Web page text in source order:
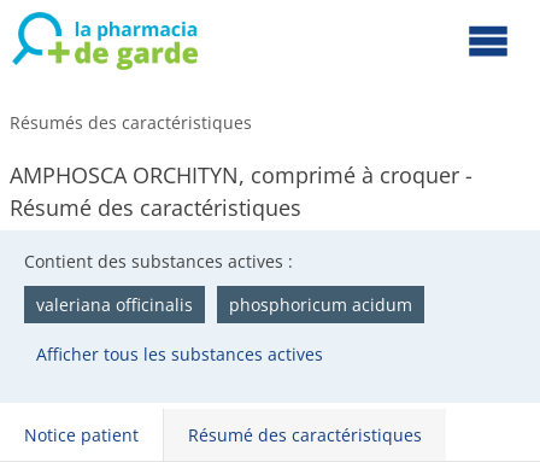
Résumés des caractéristiques
AMPHOSCA ORCHITYN, comprimé à croquer -
Résumé des caractéristiques
Contient des substances actives :
valeriana officinalis
phosphoricum acidum
Afficher tous les substances actives
Notice patient Résumé des caractéristiques